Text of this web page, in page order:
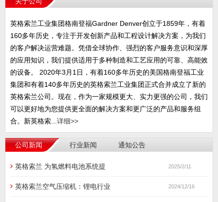
英格索兰工业集团格南登福Gardner Denver创立于1859年，有着
160多年历史，专注于开发创新产品和工程设计解决方案，为我们
的客户解决运营难题。凭借全球协作、强烈的客户服务意识和深厚
的应用知识，我们提供适用于多种制造和工艺应用的可靠、高能效
的设备。 2020年3月1日，有着160多年历史的美国格南登福工业
集团和有着140多年历史的英格索兰工业集团正式合并成立了新的
英格索兰公司。现在，作为一家规模更大、实力更强的公司，我们
可以更好地为您提供更全面的解决方案和更广泛的产品和服务组
合。新英格索...详细>>
公司新闻 行业新闻 通知公告
英格索兰 为氢燃料电池系统提 2025/2/11
英格索兰空气压缩机：锂电行业 2024/12/16